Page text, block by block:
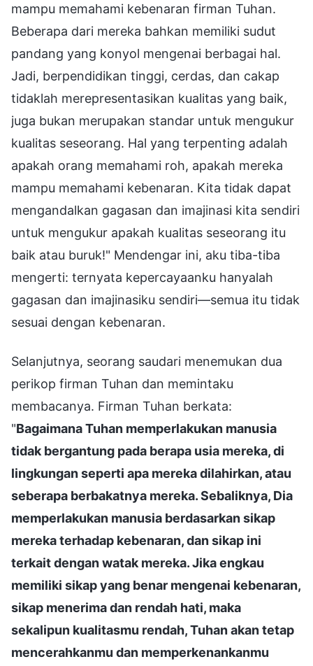
mampu memahami kebenaran firman Tuhan.
Beberapa dari mereka bahkan memiliki sudut
pandang yang konyol mengenai berbagai hal.
Jadi, berpendidikan tinggi, cerdas, dan cakap
tidaklah merepresentasikan kualitas yang baik,
juga bukan merupakan standar untuk mengukur
kualitas seseorang. Hal yang terpenting adalah
apakah orang memahami roh, apakah mereka
mampu memahami kebenaran. Kita tidak dapat
mengandalkan gagasan dan imajinasi kita sendiri
untuk mengukur apakah kualitas seseorang itu
baik atau buruk!" Mendengar ini, aku tiba-tiba
mengerti: ternyata kepercayaanku hanyalah
gagasan dan imajinasiku sendiri—semua itu tidak
sesuai dengan kebenaran.
Selanjutnya, seorang saudari menemukan dua
perikop firman Tuhan dan memintaku
membacanya. Firman Tuhan berkata:
"Bagaimana Tuhan memperlakukan manusia
tidak bergantung pada berapa usia mereka, di
lingkungan seperti apa mereka dilahirkan, atau
seberapa berbakatnya mereka. Sebaliknya, Dia
memperlakukan manusia berdasarkan sikap
mereka terhadap kebenaran, dan sikap ini
terkait dengan watak mereka. Jika engkau
memiliki sikap yang benar mengenai kebenaran,
sikap menerima dan rendah hati, maka
sekalipun kualitasmu rendah, Tuhan akan tetap
mencerahkanmu dan memperkenankanmu